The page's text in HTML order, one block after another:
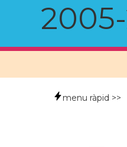
menu ràpid >>